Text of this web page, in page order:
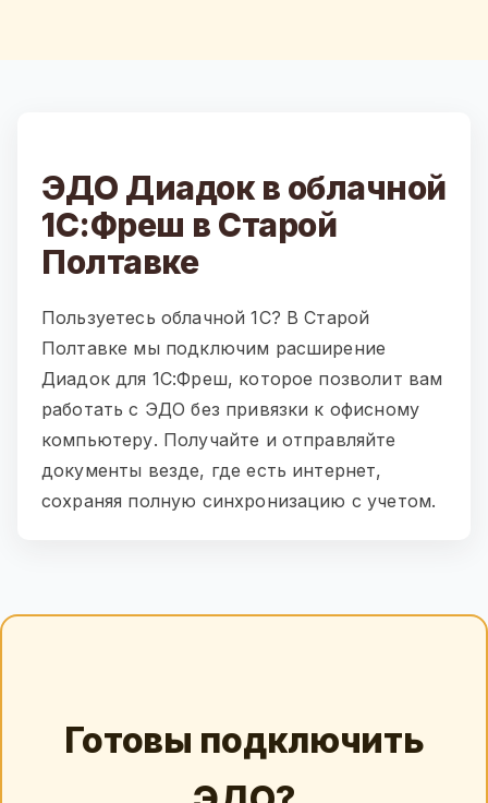
ЭДО Диадок в облачной
1С:Фреш в Старой
Полтавке
Пользуетесь облачной 1С? В Старой
Полтавке мы подключим расширение
Диадок для 1С:Фреш, которое позволит вам
работать с ЭДО без привязки к офисному
компьютеру. Получайте и отправляйте
документы везде, где есть интернет,
сохраняя полную синхронизацию с учетом.
Готовы подключить